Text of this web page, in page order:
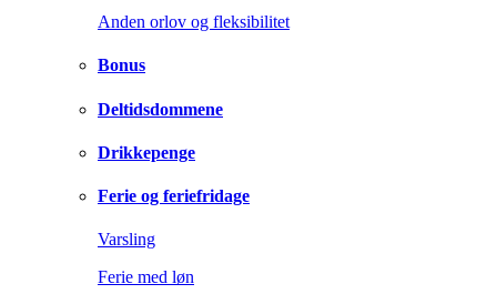
Anden orlov og fleksibilitet
Bonus
Deltidsdommene
Drikkepenge
Ferie og feriefridage
Varsling
Ferie med løn